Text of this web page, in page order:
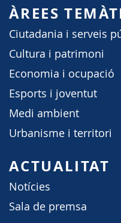
ÀREES
Ciutadania i serveis
Cultura i patrimoni
Economia i ocupació
Esports i joventut
Medi ambient
Urbanisme i territori
ACTUALITAT
Notícies
Sala de premsa